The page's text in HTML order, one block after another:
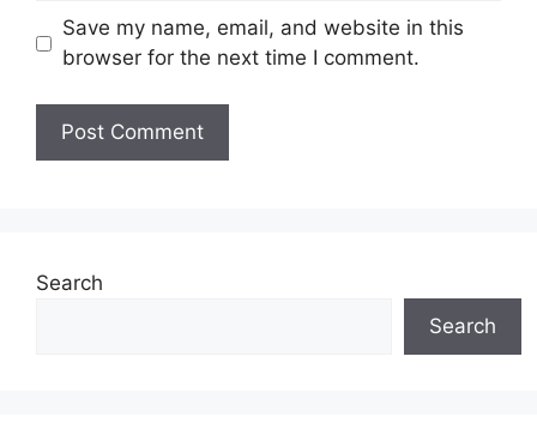
Save my name, email, and website in this
browser for the next time I comment.
Search
Search